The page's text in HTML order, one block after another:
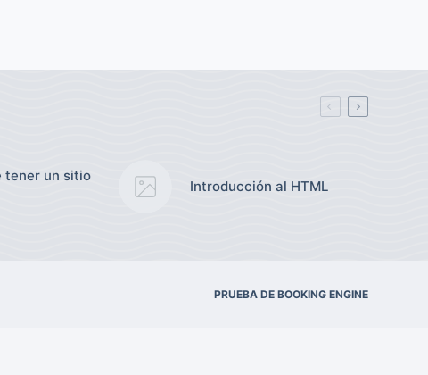
tener un sitio
Introducción al HTML
PRUEBA DE BOOKING ENGINE